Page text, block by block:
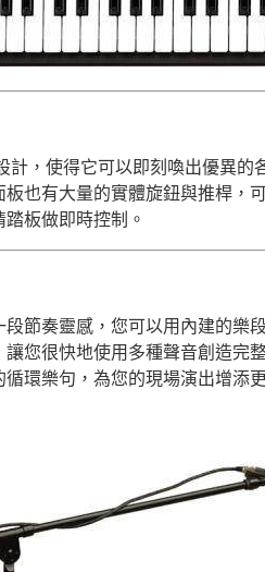
計，使得它可以即刻喚出優異
也有大量的實體旋鈕與推桿，
板做即時控制。
節奏靈感，您可以用內建的樂
您很快地使用多種聲音創造完
環樂句，為您的現場演出增添